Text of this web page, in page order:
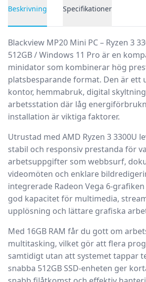
Beskrivning Specifikationer
Blackview MP20 Mini PC – Ryzen 3
512GB / Windows 11 Pro är en
minidator som kombinerar hög
platsbesparande format. Den är ett
kontor, hemmabruk, digital
arbetsstation där låg
installation är viktiga faktorer.
Utrustad med AMD Ryzen 3 3300U
stabil och responsiv prestanda för
arbetsuppgifter som webbsurf,
videomöten och enklare
integrerade Radeon Vega 6-grafiken
god kapacitet för multimedia,
upplösning och lättare grafiska
Med 16GB RAM får du gott om
multitasking, vilket gör att flera
samtidigt utan att systemet tappar
snabba 512GB SSD-enheten ger